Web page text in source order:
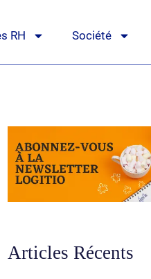
RH Société
Articles Récents